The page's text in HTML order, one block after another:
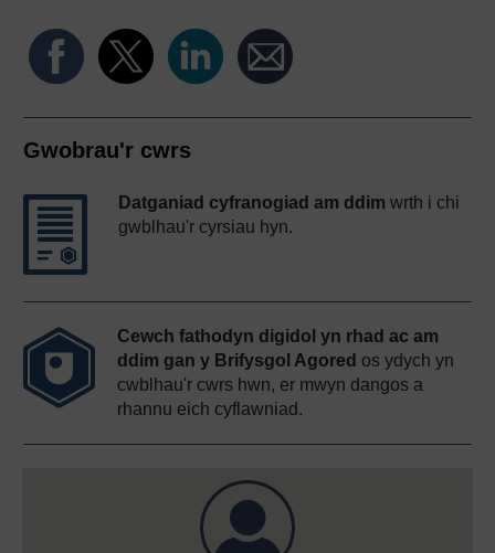
Gwobrau'r cwrs
Datganiad cyfranogiad am ddim wrth i chi
gwblhau'r cyrsiau hyn.
Cewch fathodyn digidol yn rhad ac am
ddim gan y Brifysgol Agored os ydych yn
cwblhau'r cwrs hwn, er mwyn dangos a
rhannu eich cyflawniad.